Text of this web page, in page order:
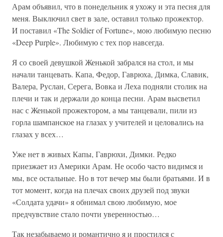
Арам объявил, что в понедельник я ухожу и эта песня для
меня. Выключил свет в зале, оставил только прожектор.
И поставил «The Soldier of Fortune», мою любимую песню
«Deep Purple». Любимую с тех пор навсегда.
Я со своей девушкой Женькой забрался на стол, и мы
начали танцевать. Капа, Федор, Гаврюха, Димка, Славик,
Валера, Руслан, Серега, Вовка и Леха подняли столик на
плечи и так и держали до конца песни. Арам высветил
нас с Женькой прожектором, а мы танцевали, пили из
горла шампанское на глазах у учителей и целовались на
глазах у всех…
Уже нет в живых Капы, Гаврюхи, Димки. Редко
приезжает из Америки Арам. Не особо часто видимся и
мы, все остальные. Но в тот вечер мы были братьями. И в
тот момент, когда на плечах своих друзей под звуки
«Солдата удачи» я обнимал свою любимую, мое
предчувствие стало почти уверенностью…
Так незабываемо и романтично я и простился с